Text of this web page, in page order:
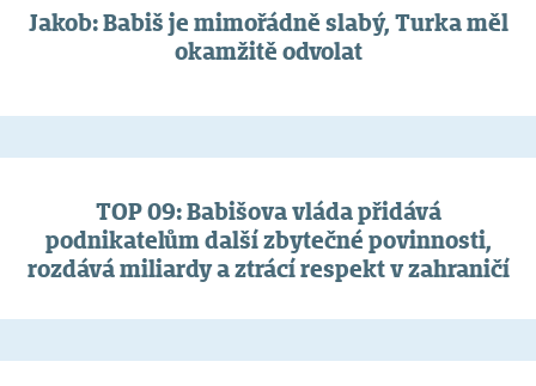
Jakob: Babiš je mimořádně slabý, Turka měl
okamžitě odvolat
TOP 09: Babišova vláda přidává
podnikatelům další zbytečné povinnosti,
rozdává miliardy a ztrácí respekt v zahraničí